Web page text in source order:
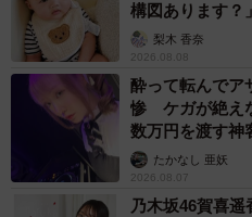
構図あります？
梨木 香奈
2026.08.08
酔って転んで
惨 ケガが絶え
数万円を渡す神
たかなし 亜妖
2026.08.07
乃木坂46賀喜